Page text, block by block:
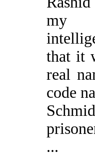
my
that it
real
code
...